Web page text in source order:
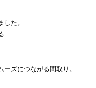
た。
ズにつながる間取り。